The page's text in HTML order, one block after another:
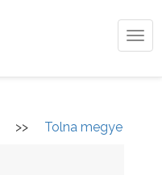
>> Tolna megye